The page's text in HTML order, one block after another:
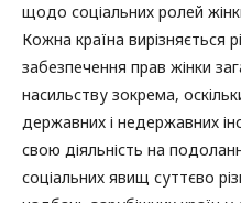
щодо соціальних ролей
Кожна країна вирізняється
забезпечення прав жінки
насильству зокрема,
державних і недержавних
свою діяльність на
соціальних явищ суттєво